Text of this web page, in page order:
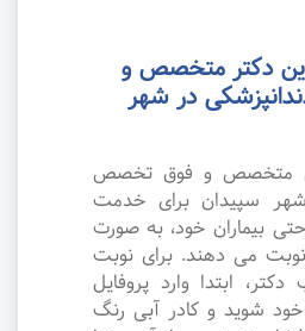
دکتر متخصص و
در شهر
متخصص و فوق تخصص
شهر سپیدان برای خدمت
بیماران خود، به صورت
نوبت می دهند. برای نوبت
ابتدا وارد پروفایل
شوید و کادر آبی رنگ